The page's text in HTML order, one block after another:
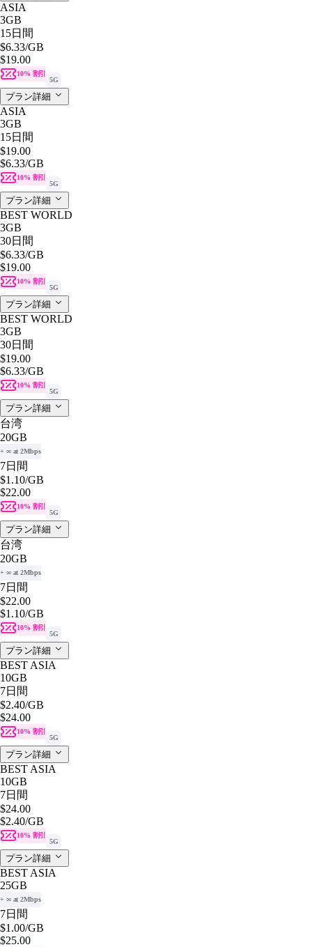
ASIA
3GB
15日間
$6.33/GB
$19.00
10% 割引
5G
プラン詳細
ASIA
3GB
15日間
$19.00
$6.33/GB
10% 割引
5G
プラン詳細
BEST WORLD
3GB
30日間
$6.33/GB
$19.00
10% 割引
5G
プラン詳細
BEST WORLD
3GB
30日間
$19.00
$6.33/GB
10% 割引
5G
プラン詳細
台湾
20GB
+ ∞ at 2Mbps
7日間
$1.10/GB
$22.00
10% 割引
5G
プラン詳細
台湾
20GB
+ ∞ at 2Mbps
7日間
$22.00
$1.10/GB
10% 割引
5G
プラン詳細
BEST ASIA
10GB
7日間
$2.40/GB
$24.00
10% 割引
5G
プラン詳細
BEST ASIA
10GB
7日間
$24.00
$2.40/GB
10% 割引
5G
プラン詳細
BEST ASIA
25GB
+ ∞ at 2Mbps
7日間
$1.00/GB
$25.00